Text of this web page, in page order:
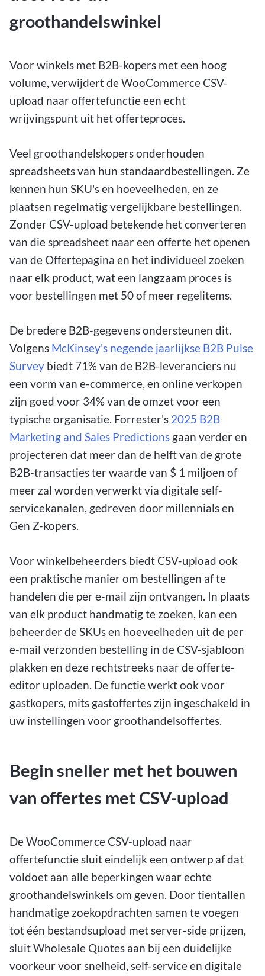
groothandelswinkel
Voor winkels met B2B-kopers met een hoog
volume, verwijdert de WooCommerce CSV-
upload naar offertefunctie een echt
wrijvingspunt uit het offerteproces.
Veel groothandelskopers onderhouden
spreadsheets van hun standaardbestellingen. Ze
kennen hun SKU's en hoeveelheden, en ze
plaatsen regelmatig vergelijkbare bestellingen.
Zonder CSV-upload betekende het converteren
van die spreadsheet naar een offerte het openen
van de Offertepagina en het individueel zoeken
naar elk product, wat een langzaam proces is
voor bestellingen met 50 of meer regelitems.
De bredere B2B-gegevens ondersteunen dit.
Volgens McKinsey's negende jaarlijkse B2B Pulse
Survey biedt 71% van de B2B-leveranciers nu
een vorm van e-commerce, en online verkopen
zijn goed voor 34% van de omzet voor een
typische organisatie. Forrester's 2025 B2B
Marketing and Sales Predictions gaan verder en
projecteren dat meer dan de helft van de grote
B2B-transacties ter waarde van $ 1 miljoen of
meer zal worden verwerkt via digitale self-
servicekanalen, gedreven door millennials en
Gen Z-kopers.
Voor winkelbeheerders biedt CSV-upload ook
een praktische manier om bestellingen af te
handelen die per e-mail zijn ontvangen. In plaats
van elk product handmatig te zoeken, kan een
beheerder de SKUs en hoeveelheden uit de per
e-mail verzonden bestelling in de CSV-sjabloon
plakken en deze rechtstreeks naar de offerte-
editor uploaden. De functie werkt ook voor
gastkopers, mits gastoffertes zijn ingeschakeld in
uw instellingen voor groothandelsoffertes.
Begin sneller met het bouwen
van offertes met CSV-upload
De WooCommerce CSV-upload naar
offertefunctie sluit eindelijk een ontwerp af dat
voldoet aan alle beperkingen waar echte
groothandelswinkels om geven. Door tientallen
handmatige zoekopdrachten samen te voegen
tot één bestandsupload met server-side prijzen,
sluit Wholesale Quotes aan bij een duidelijke
voorkeur voor snelheid, self-service en digitale